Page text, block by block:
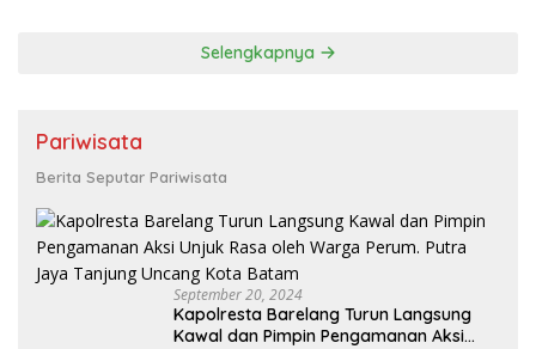
Selengkapnya
Pariwisata
Berita Seputar Pariwisata
September 20, 2024
Kapolresta Barelang Turun Langsung
Kawal dan Pimpin Pengamanan Aksi